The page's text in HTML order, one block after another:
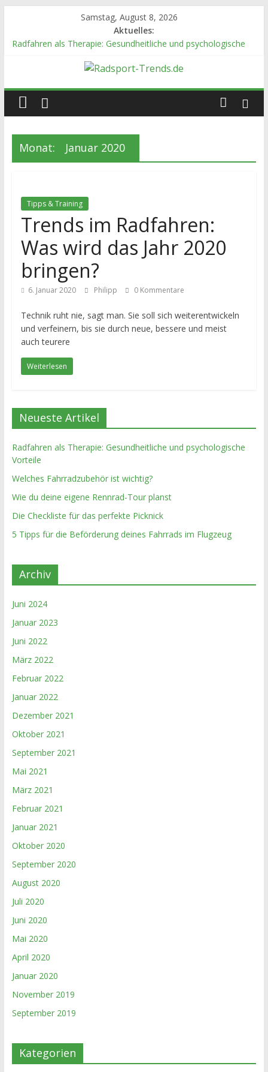
springen
Samstag, August 8, 2026
Aktuelles:
Radfahren als Therapie: Gesundheitliche und psychologische
Welches Fahrradzubehör ist wichtig?
Die Checkliste für das perfekte Picknick
5 Tipps für die Beförderung deines Fahrrads im Flugzeug
Radsport-
Trends.de
Tipps,
Tricks
rund
um
das
Thma
Fahrrad
Monat: Januar 2020
Tipps & Training
Trends im Radfahren:
Was wird das Jahr 2020
bringen?
6. Januar 2020 Philipp 0 Kommentare
Technik ruht nie, sagt man. Sie soll sich weiterentwickeln
und verfeinern, bis sie durch neue, bessere und meist
auch teurere
Weiterlesen
Neueste Artikel
Radfahren als Therapie: Gesundheitliche und psychologische
Vorteile
Welches Fahrradzubehör ist wichtig?
Wie du deine eigene Rennrad-Tour planst
Die Checkliste für das perfekte Picknick
5 Tipps für die Beförderung deines Fahrrads im Flugzeug
Archiv
Juni 2024
Januar 2023
Juni 2022
März 2022
Februar 2022
Januar 2022
Dezember 2021
Oktober 2021
September 2021
Mai 2021
März 2021
Februar 2021
Januar 2021
Oktober 2020
September 2020
August 2020
Juli 2020
Juni 2020
Mai 2020
April 2020
Januar 2020
November 2019
September 2019
Kategorien